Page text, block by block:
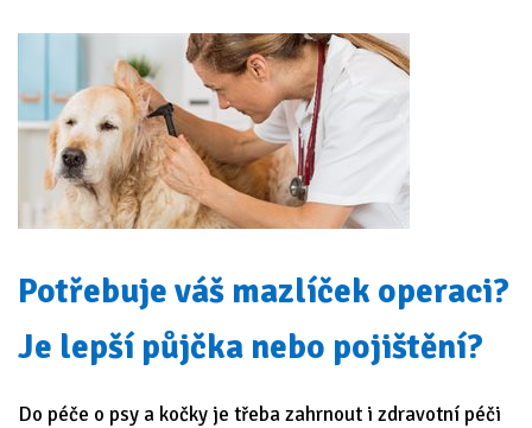
Potřebuje váš mazlíček operaci?
Je lepší půjčka nebo pojištění?
Do péče o psy a kočky je třeba zahrnout i zdravotní péči